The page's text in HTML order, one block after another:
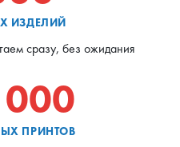
ИЗДЕЛИЙ
сразу, без ожидания
ПРИНТОВ